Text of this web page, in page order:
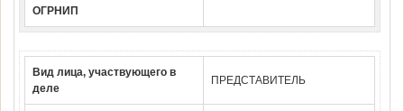
ОГРНИП
Вид лица, участвующего в
деле
ПРЕДСТАВИТЕЛЬ